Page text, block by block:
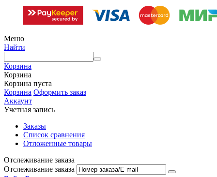
Меню
Найти
Корзина
Корзина
Корзина пуста
Корзина Оформить заказ
Аккаунт
Учетная запись
Заказы
Список сравнения
Отложенные товары
Отслеживание заказа
Отслеживание заказа